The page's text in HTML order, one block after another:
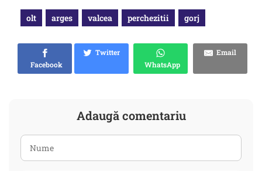
olt arges valcea perchezitii gorj
Facebook
Twitter
WhatsApp
Email
Adaugă comentariu